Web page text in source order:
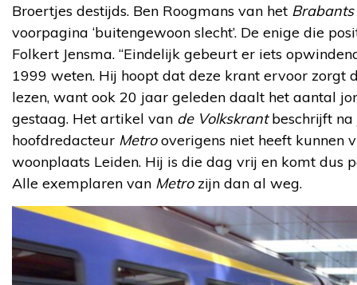
Broertjes destijds. Ben Roogmans van het
voorpagina ‘buitengewoon slecht’. De enige die
Folkert Jensma. “Eindelijk gebeurt er iets
1999 weten. Hij hoopt dat deze krant ervoor zorgt
lezen, want ook 20 jaar geleden daalt het aantal
gestaag. Het artikel van de Volkskrantbeschrijft na
hoofdredacteur Metrooverigens niet heeft kunnen
woonplaats Leiden. Hij is die dag vrij en komt dus
Alle exemplaren van Metrozijn dan al weg.